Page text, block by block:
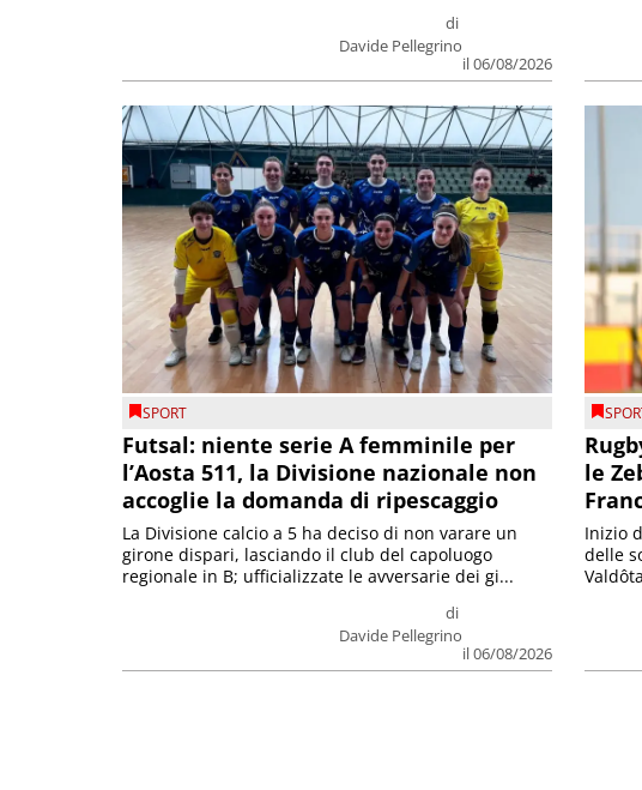
di
Davide Pellegrino
il 06/08/2026
SPORT
Futsal: niente serie A femminile per
l’Aosta 511, la Divisione nazionale non
accoglie la domanda di ripescaggio
di
Davide Pellegrino
il 06/08/2026
La Divisione calcio a 5 ha deciso di non varare un
girone dispari, lasciando il club del capoluogo
regionale in B; ufficializzate le avversarie dei gi...
le
Inizio
delle